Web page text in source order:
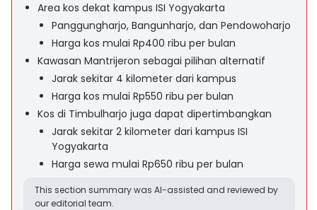
Area kos dekat kampus ISI Yogyakarta
Panggungharjo, Bangunharjo, dan Pendowoharjo
Harga kos mulai Rp400 ribu per bulan
Kawasan Mantrijeron sebagai pilihan alternatif
Jarak sekitar 4 kilometer dari kampus
Harga kos mulai Rp550 ribu per bulan
Kos di Timbulharjo juga dapat dipertimbangkan
Jarak sekitar 2 kilometer dari kampus ISI
Yogyakarta
Harga sewa mulai Rp650 ribu per bulan
This section summary was AI-assisted and reviewed by
our editorial team.